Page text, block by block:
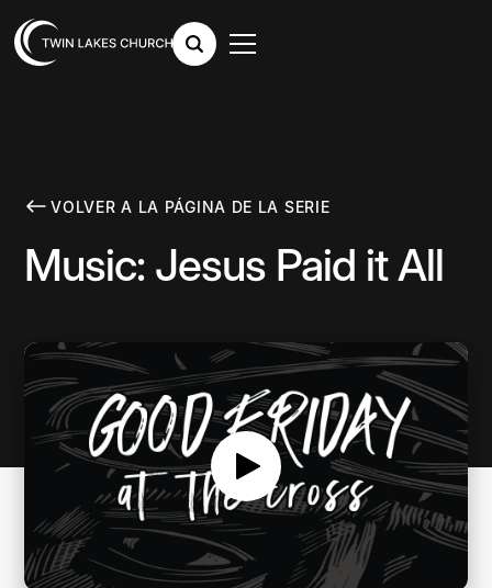
VOLVER A LA PÁGINA DE LA SERIE
Music: Jesus Paid it All